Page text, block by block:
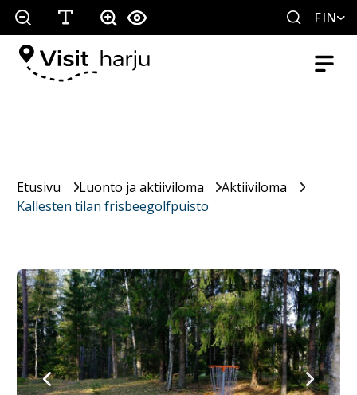
FIN
Etusivu Luonto ja aktiiviloma
Aktiiviloma
Kallesten tilan frisbeegolfpuisto